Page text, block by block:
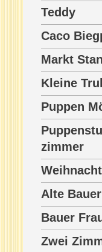
Teddy
Caco
Markt
Kleine
Puppen
zimmer
Alte
Bauer
Zwei